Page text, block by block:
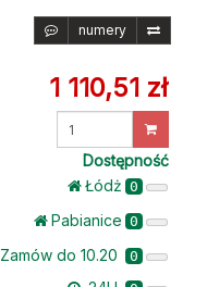
numery
1 110,51 zł
Dostępność
Łódż 0
Pabianice 0
Zamów do 10.20 0